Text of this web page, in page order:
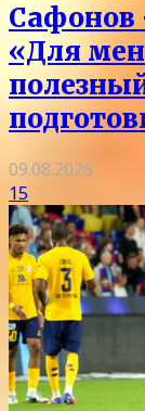
«Для
09.08.2026
15